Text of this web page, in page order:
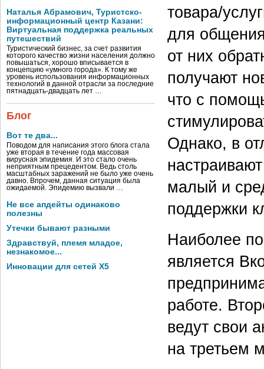
Наталья Абрамович, Туристско-
информационный центр Казани:
Виртуальная поддержка реальных
путешествий
Туристический бизнес, за счет развития
которого качество жизни населения должно
повышаться, хорошо вписывается в
концепцию «умного города». К тому же
уровень использования информационных
технологий в данной отрасли за последние
пятнадцать-двадцать лет …
Блог
Вот те два...
Поводом для написания этого блога стала
уже вторая в течение года массовая
вирусная эпидемия. И это стало очень
неприятным прецедентом. Ведь столь
масштабных заражений не было уже очень
давно. Впрочем, данная ситуация была
ожидаемой. Эпидемию вызвали …
Не все апдейты одинаково
полезны
Утечки бывают разными
Здравствуй, племя младое,
незнакомое...
Инновации для сетей X5
товара/
для
от них
получают
что с
Однако, в
малый и
поддержки
Наиболее
является
работе.
ведут свои
на третьем